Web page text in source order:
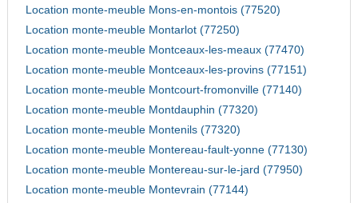
Location monte-meuble Mons-en-montois (77520)
Location monte-meuble Montarlot (77250)
Location monte-meuble Montceaux-les-meaux (77470)
Location monte-meuble Montceaux-les-provins (77151)
Location monte-meuble Montcourt-fromonville (77140)
Location monte-meuble Montdauphin (77320)
Location monte-meuble Montenils (77320)
Location monte-meuble Montereau-fault-yonne (77130)
Location monte-meuble Montereau-sur-le-jard (77950)
Location monte-meuble Montevrain (77144)